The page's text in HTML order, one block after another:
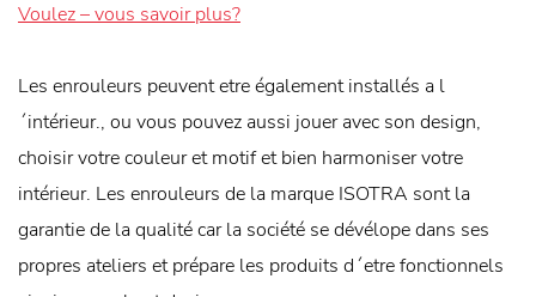
Voulez – vous savoir plus?
Les enrouleurs peuvent etre également installés a l
´intérieur., ou vous pouvez aussi jouer avec son design,
choisir votre couleur et motif et bien harmoniser votre
intérieur. Les enrouleurs de la marque ISOTRA sont la
garantie de la qualité car la société se dévélope dans ses
propres ateliers et prépare les produits d´etre fonctionnels